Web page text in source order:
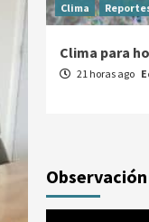
Clima
Clima para
21 horas ago